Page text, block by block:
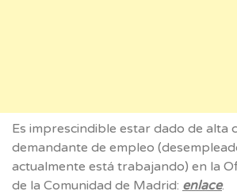
Es imprescindible estar dado de alta
demandante de empleo
actualmente está trabajando) en la
de la Comunidad de Madrid: enlace.